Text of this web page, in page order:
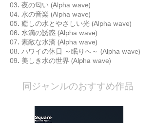
03. 夜の匂い (Alpha wave)
04. 水の音楽 (Alpha wave)
05. 癒しの水とやさしい光 (Alpha wave)
06. 水滴の誘惑 (Alpha wave)
07. 素敵な水滴 (Alpha wave)
08. ハワイの休日 ～眠りへ～ (Alpha wave)
09. 美しき水の世界 (Alpha wave)
​同ジャンルのおすすめ作品